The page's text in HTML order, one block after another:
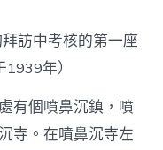
訪中考核的第一座
年）
有個噴鼻沉鎮，噴
寺。在噴鼻沉寺左